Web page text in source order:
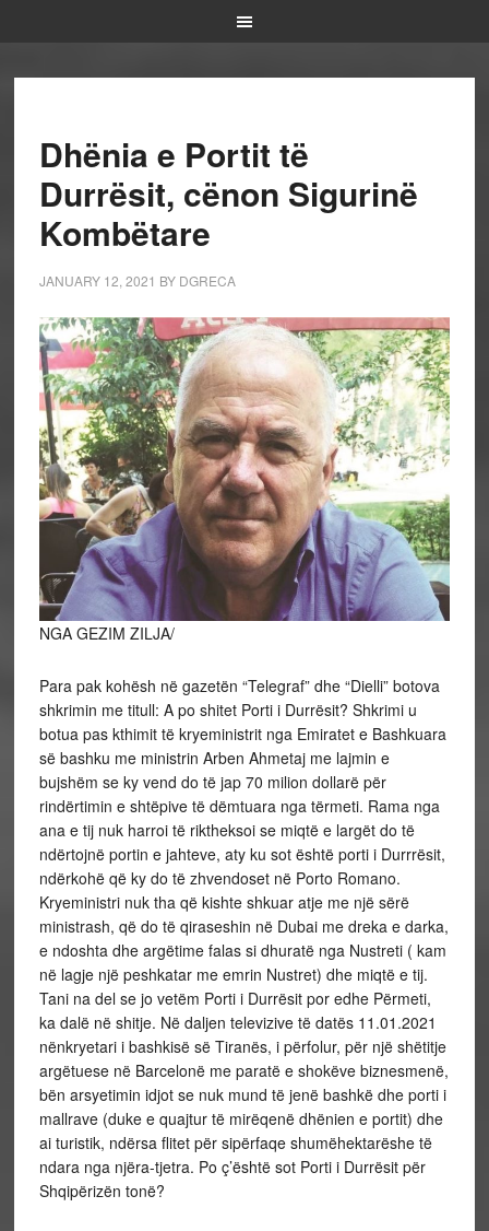
Dhënia e Portit të
Durrësit, cënon Sigurinë
Kombëtare
JANUARY 12, 2021 BY DGRECA
NGA GEZIM ZILJA/
Para pak kohësh në gazetën “Telegraf” dhe “Dielli” botova
shkrimin me titull: A po shitet Porti i Durrësit? Shkrimi u
botua pas kthimit të kryeministrit nga Emiratet e Bashkuara
së bashku me ministrin Arben Ahmetaj me lajmin e
bujshëm se ky vend do të jap 70 milion dollarë për
rindërtimin e shtëpive të dëmtuara nga tërmeti. Rama nga
ana e tij nuk harroi të riktheksoi se miqtë e largët do të
ndërtojnë portin e jahteve, aty ku sot është porti i Durrrësit,
ndërkohë që ky do të zhvendoset në Porto Romano.
Kryeministri nuk tha që kishte shkuar atje me një sërë
ministrash, që do të qiraseshin në Dubai me dreka e darka,
e ndoshta dhe argëtime falas si dhuratë nga Nustreti ( kam
në lagje një peshkatar me emrin Nustret) dhe miqtë e tij.
Tani na del se jo vetëm Porti i Durrësit por edhe Përmeti,
ka dalë në shitje. Në daljen televizive të datës 11.01.2021
nënkryetari i bashkisë së Tiranës, i përfolur, për një shëtitje
argëtuese në Barcelonë me paratë e shokëve biznesmenë,
bën arsyetimin idjot se nuk mund të jenë bashkë dhe porti i
mallrave (duke e quajtur të mirëqenë dhënien e portit) dhe
ai turistik, ndërsa flitet për sipërfaqe shumëhektarëshe të
ndara nga njëra-tjetra. Po ç’është sot Porti i Durrësit për
Shqipërizën tonë?